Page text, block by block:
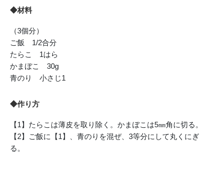
◆材料
（3個分）
ご飯 1/2合分
たらこ 1はら
かまぼこ 30g
青のり 小さじ1
◆作り方
【1】たらこは薄皮を取り除く。かまぼこは5㎜角に切る。
【2】ご飯に【1】、青のりを混ぜ、3等分にして丸くにぎ
る。